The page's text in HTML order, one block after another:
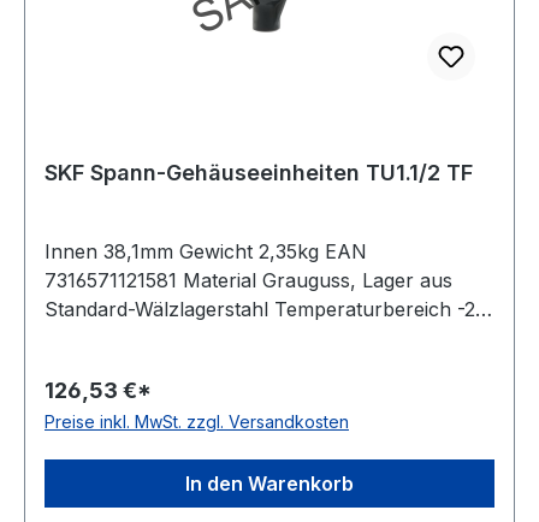
SKF Spann-Gehäuseeinheiten TU1.1/2 TF
Innen 38,1mm Gewicht 2,35kg EAN
7316571121581 Material Grauguss, Lager aus
Standard-Wälzlagerstahl Temperaturbereich -20
Ausführung für Linearbewegungen Farbe
dunkelblau
126,53 €*
Preise inkl. MwSt. zzgl. Versandkosten
In den Warenkorb